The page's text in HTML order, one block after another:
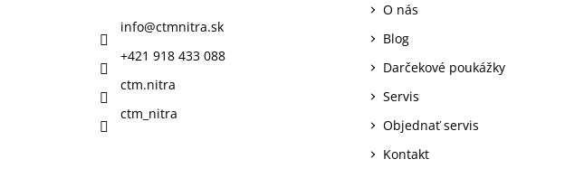
info@ctmnitra.sk
+421 918 433 088
ctm.nitra
ctm_nitra
O nás
Blog
Darčekové poukážky
Servis
Objednať servis
Kontakt